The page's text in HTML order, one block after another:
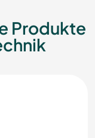
Produkte